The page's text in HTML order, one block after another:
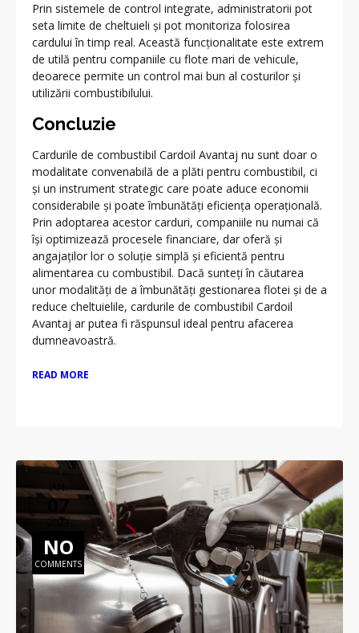
Prin sistemele de control integrate, administratorii pot
seta limite de cheltuieli și pot monitoriza folosirea
cardului în timp real. Această funcționalitate este extrem
de utilă pentru companiile cu flote mari de vehicule,
deoarece permite un control mai bun al costurilor și
utilizării combustibilului.
Concluzie
Cardurile de combustibil Cardoil Avantaj nu sunt doar o
modalitate convenabilă de a plăti pentru combustibil, ci
și un instrument strategic care poate aduce economii
considerabile și poate îmbunătăți eficiența operațională.
Prin adoptarea acestor carduri, companiile nu numai că
își optimizează procesele financiare, dar oferă și
angajaților lor o soluție simplă și eficientă pentru
alimentarea cu combustibil. Dacă sunteți în căutarea
unor modalități de a îmbunătăți gestionarea flotei și de a
reduce cheltuielile, cardurile de combustibil Cardoil
Avantaj ar putea fi răspunsul ideal pentru afacerea
dumneavoastră.
READ MORE
IAN.
07
2023
NO
COMMENTS